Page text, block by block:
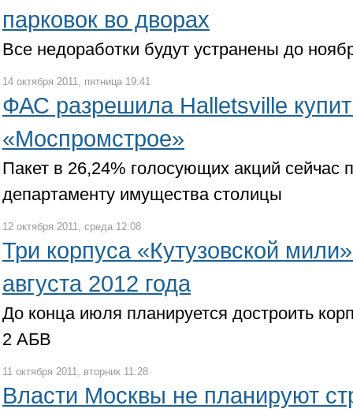
парковок во дворах
Все недоработки будут устранены до
14 октября 2011, пятница 19:41
ФАС разрешила Halletsville
«Моспромстрое»
Пакет в 26,24% голосующих акций сейчас
департаменту имущества столицы
12 октября 2011, среда 12:08
Три корпуса «Кутузовской
августа 2012 года
До конца июля планируется достроить
2 АБВ
11 октября 2011, вторник 11:28
Власти Москвы не планируют